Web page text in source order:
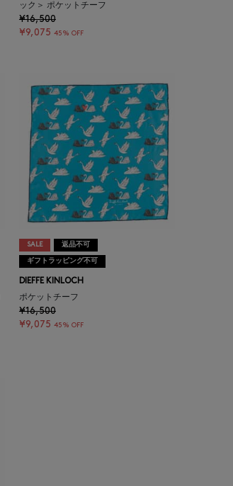
ック＞ ポケットチーフ
¥16,500
¥9,075 45% OFF
SALE 返品不可
ギフトラッピング不可
DIEFFE KINLOCH
ポケットチーフ
¥16,500
¥9,075 45% OFF